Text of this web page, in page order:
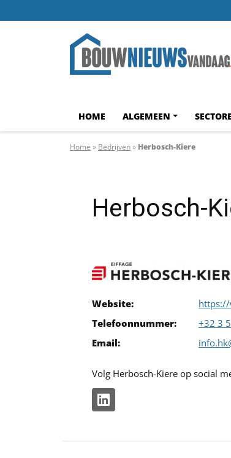
HOME ALGEMEEN
Home » Bedrijven» Herbosch-Kiere
Herbosch-
Website:
https://
Telefoonnummer:
+32 3
Email:
Volg Herbosch-Kiere op social